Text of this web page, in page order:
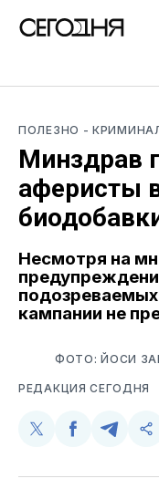
ПОЛЕЗНО -
Минздрав
аферисты
Несмотря на
кампании не
ФОТО: ЙОСИ
РЕДАКЦИЯ СЕГОДНЯ
Поделиться
Twitter
Поделиться
Facebook